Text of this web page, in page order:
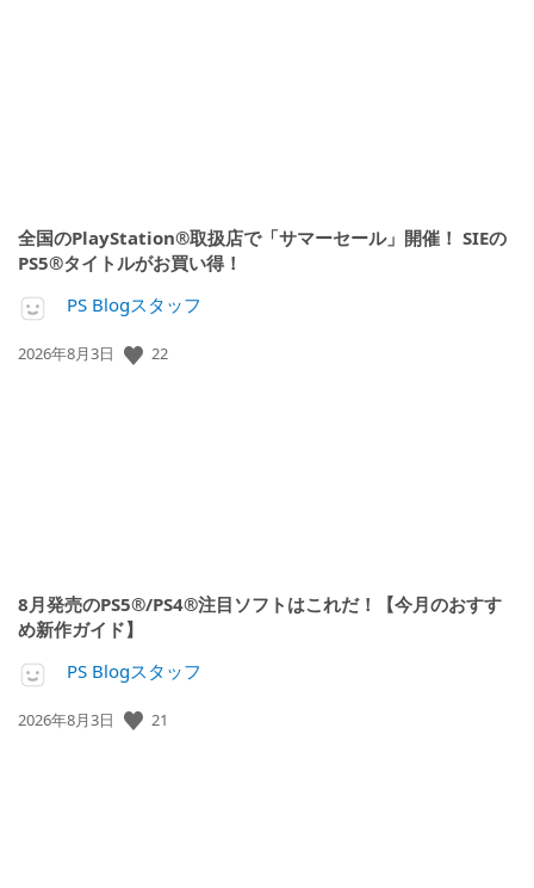
全国のPlayStation®取扱店で「サマーセール」開催！ SIEの
PS5®タイトルがお買い得！
PS Blogスタッフ
公
2026年8月3日 22
8月発売のPS5®/PS4®注目ソフトはこれだ！【今月のおすす
め新作ガイド】
PS Blogスタッフ
公
2026年8月3日 21